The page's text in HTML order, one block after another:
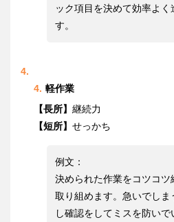
ック項目を決めて効率よく
す。
軽作業
【長所】 継続力
【短所】 せっかち
例文：
決められた作業をコツコ
取り組めます。急いでし
し確認をしてミスを防いで